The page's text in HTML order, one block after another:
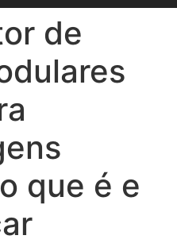
de
que é e